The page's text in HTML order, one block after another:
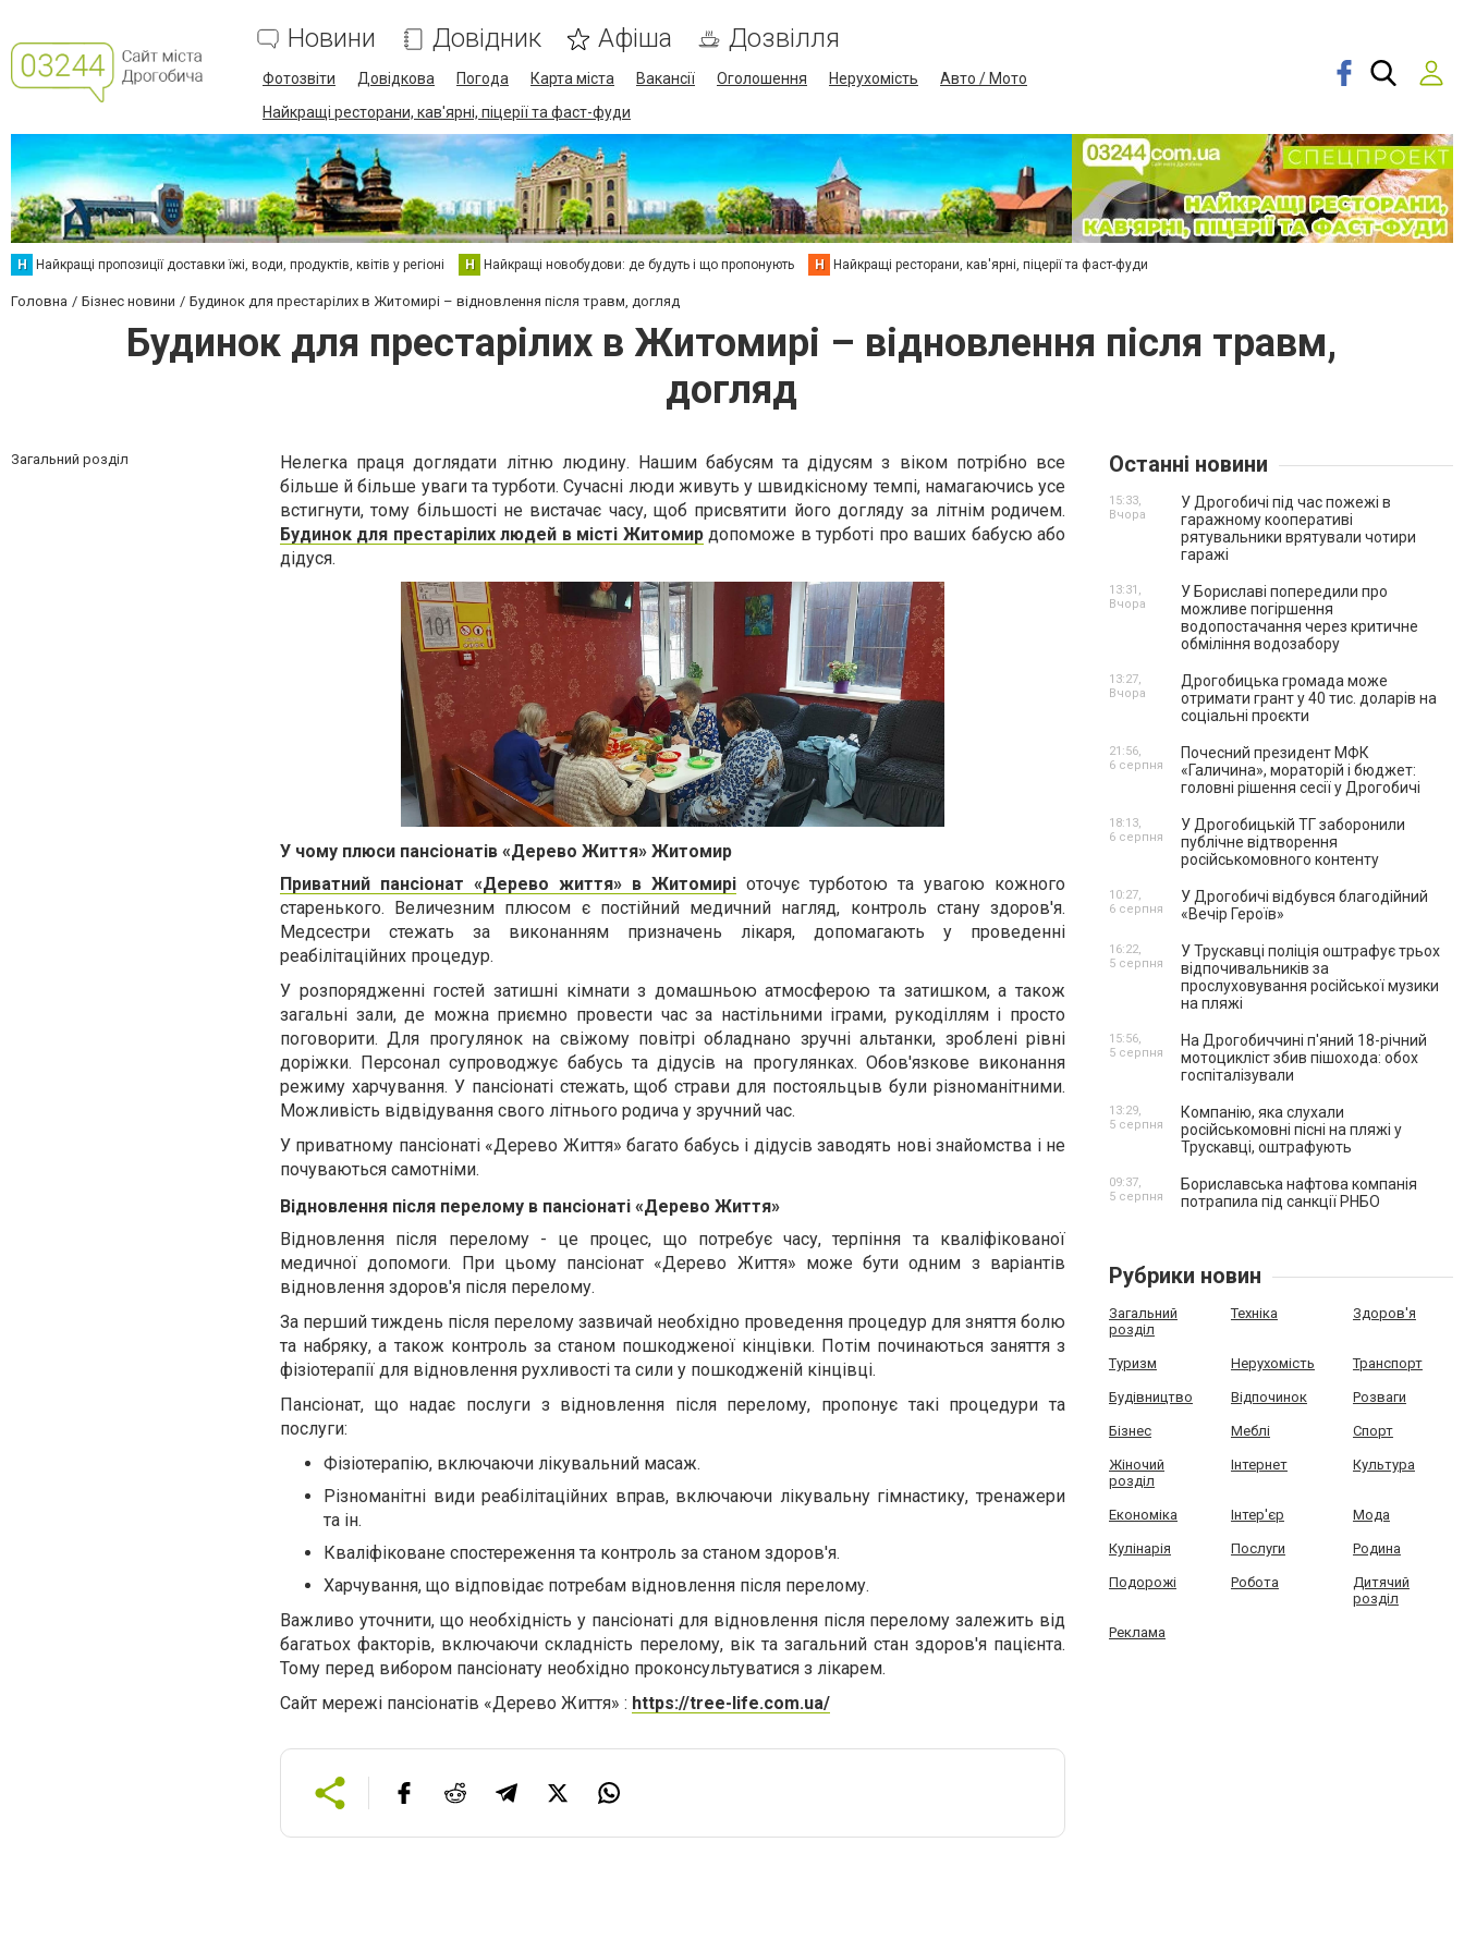
Новини Довідник Афіша Дозвілля
Фотозвіти Довідкова Погода Карта міста Вакансії Оголошення Нерухомість
Авто / Мото
Найкращі ресторани, кав'ярні, піцерії та фаст-фуди
Н Найкращі пропозиції доставки їжі, води, продуктів, квітів у регіоні Н Найкращі новобудови: де будуть і що пропонують Н Найкращі ресторани, кав'ярні, піцерії та фаст-фуди
Головна Бізнес новини Будинок для престарілих в Житомирі – відновлення після травм, догляд
Будинок для престарілих в Житомирі – відновлення після травм,
догляд
Загальний розділ
Нелегка праця доглядати літню людину. Нашим бабусям та дідусям з віком потрібно все
більше й більше уваги та турботи. Сучасні люди живуть у швидкісному темпі, намагаючись усе
встигнути, тому більшості не вистачає часу, щоб присвятити його догляду за літнім родичем.
Будинок для престарілих людей в місті Житомирдопоможе в турботі про ваших бабусю або
дідуся.
У чому плюси пансіонатів «Дерево Життя» Житомир
Приватний пансіонат «Дерево життя» в Житомирі оточує турботою та увагою кожного
старенького. Величезним плюсом є постійний медичний нагляд, контроль стану здоров'я.
Медсестри стежать за виконанням призначень лікаря, допомагають у проведенні
реабілітаційних процедур.
У розпорядженні гостей затишні кімнати з домашньою атмосферою та затишком, а також
загальні зали, де можна приємно провести час за настільними іграми, рукоділлям і просто
поговорити. Для прогулянок на свіжому повітрі обладнано зручні альтанки, зроблені рівні
доріжки. Персонал супроводжує бабусь та дідусів на прогулянках. Обов'язкове виконання
режиму харчування. У пансіонаті стежать, щоб страви для постояльцыв були різноманітними.
Можливість відвідування свого літнього родича у зручний час.
У приватному пансіонаті «Дерево Життя» багато бабусь і дідусів заводять нові знайомства і не
почуваються самотніми.
Відновлення після перелому в пансіонаті «Дерево Життя»
Відновлення після перелому - це процес, що потребує часу, терпіння та кваліфікованої
медичної допомоги. При цьому пансіонат «Дерево Життя» може бути одним з варіантів
відновлення здоров'я після перелому.
За перший тиждень після перелому зазвичай необхідно проведення процедур для зняття болю
та набряку, а також контроль за станом пошкодженої кінцівки. Потім починаються заняття з
фізіотерапії для відновлення рухливості та сили у пошкодженій кінцівці.
Пансіонат, що надає послуги з відновлення після перелому, пропонує такі процедури та
послуги:
Фізіотерапію, включаючи лікувальний масаж.
Різноманітні види реабілітаційних вправ, включаючи лікувальну гімнастику, тренажери
та ін.
Кваліфіковане спостереження та контроль за станом здоров'я.
Харчування, що відповідає потребам відновлення після перелому.
Важливо уточнити, що необхідність у пансіонаті для відновлення після перелому залежить від
багатьох факторів, включаючи складність перелому, вік та загальний стан здоров'я пацієнта.
Тому перед вибором пансіонату необхідно проконсультуватися з лікарем.
Сайт мережі пансіонатів «Дерево Життя» : https://tree-life.com.ua/
Останні новини
У Дрогобичі під час пожежі в
гаражному кооперативі
рятувальники врятували чотири
гаражі
15:33,
Вчора
У Бориславі попередили про
можливе погіршення
водопостачання через критичне
обміління водозабору
13:31,
Вчора
Дрогобицька громада може
отримати грант у 40 тис. доларів на
соціальні проєкти
13:27,
Вчора
Почесний президент МФК
«Галичина», мораторій і бюджет:
головні рішення сесії у Дрогобичі
21:56,
6 серпня
У Дрогобицькій ТГ заборонили
публічне відтворення
російськомовного контенту
18:13,
6 серпня
У Дрогобичі відбувся благодійний
«Вечір Героїв»
10:27,
6 серпня
У Трускавці поліція оштрафує трьох
відпочивальників за
прослуховування російської музики
на пляжі
16:22,
5 серпня
На Дрогобиччині п'яний 18-річний
мотоцикліст збив пішохода: обох
госпіталізували
15:56,
5 серпня
Компанію, яка слухали
російськомовні пісні на пляжі у
Трускавці, оштрафують
13:29,
5 серпня
Бориславська нафтова компанія
потрапила під санкції РНБО
09:37,
5 серпня
Рубрики новин
Загальний
розділ
Техніка Здоров'я
Туризм Нерухомість Транспорт
Будівництво Відпочинок Розваги
Бізнес Меблі Спорт
Жіночий
розділ
Інтернет Культура
Економіка Інтер'єр Мода
Кулінарія Послуги Родина
Подорожі Робота
Дитячий
розділ
Реклама